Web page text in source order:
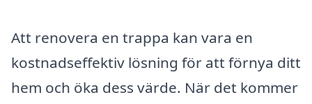
Att renovera en trappa kan vara en
kostnadseffektiv lösning för att förnya ditt
hem och öka dess värde. När det kommer